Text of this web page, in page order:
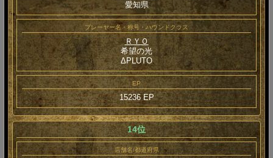
愛知県
プレーヤー名・称号・ハウンドクラス
ＲＹＯ
希望の光
ΔPLUTO
EP
15236 EP
14位
店舗名/都道府県